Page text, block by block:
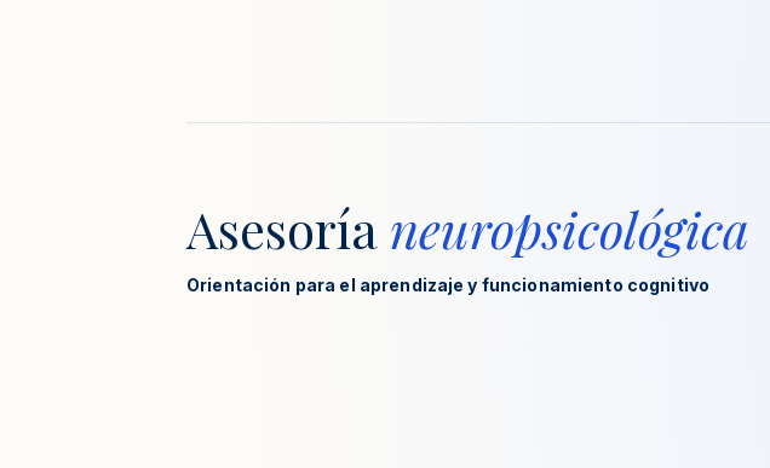
Asesoría neuropsicológica
Orientación para el aprendizaje y funcionamiento cognitivo